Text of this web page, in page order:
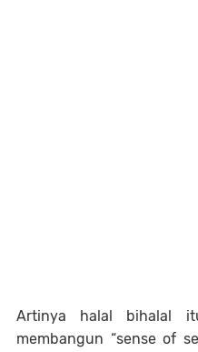
Artinya halal bihalal
membangun “sense of